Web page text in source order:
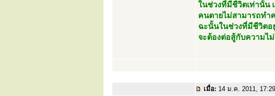
ในช่วงที่มีชีวิตเท่านั้น
คนตายไม่สามารถทำ
ฉะนั้นในช่วงที่มีชีวิตอ
จะต้องต่อสู้กับความไ
เมื่อ: 14 ม.ค. 2011, 17:29